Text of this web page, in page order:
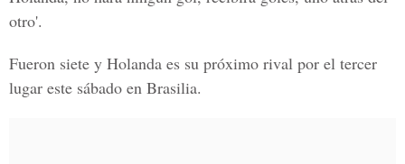
otro'.
Fueron siete y Holanda es su próximo rival por el tercer
lugar este sábado en Brasilia.